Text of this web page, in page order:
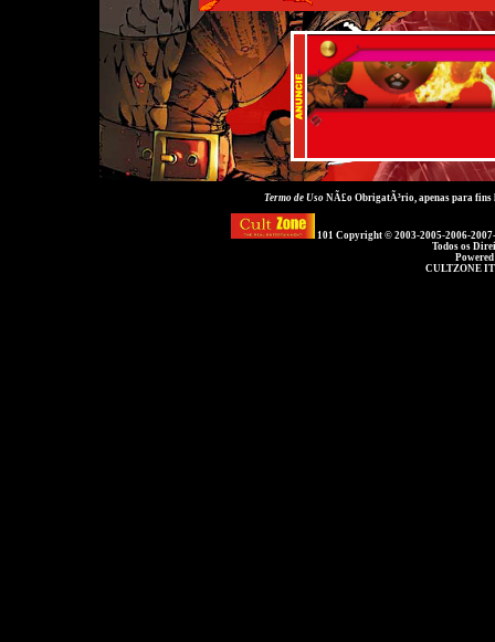
Termo de UsoNÃ£o ObrigatÃ³rio, apenas para
101 Copyright © 2003-2005-2006-
Todos os
CULTZONE